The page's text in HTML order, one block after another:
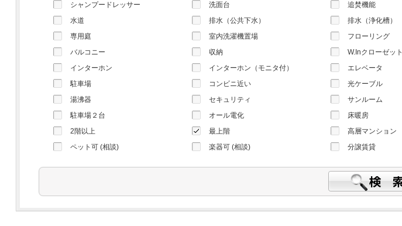
シャンプードレッサー
洗面台 追焚機能
水道
排水（公共下水） 排水（浄化槽）
専用庭
室内洗濯機置場 フローリング
バルコニー
収納 W.Inクローゼット
インターホン
インターホン（モニタ付） エレベータ
駐車場
コンビニ近い 光ケーブル
湯沸器
セキュリティ サンルーム
駐車場２台
オール電化 床暖房
2階以上
最上階 高層マンション
ペット可 (相談)
楽器可 (相談) 分譲賃貸